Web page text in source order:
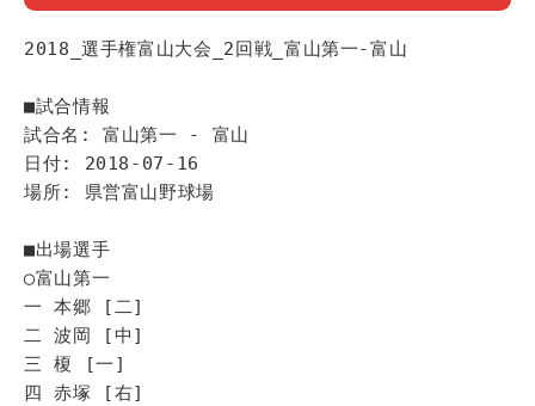
2018_選手権富山大会_2回戦_富山第一-富山
■試合情報
試合名: 富山第一 - 富山
日付: 2018-07-16
場所: 県営富山野球場
■出場選手
◯富山第一
一 本郷 [二]
二 波岡 [中]
三 榎 [一]
四 赤塚 [右]